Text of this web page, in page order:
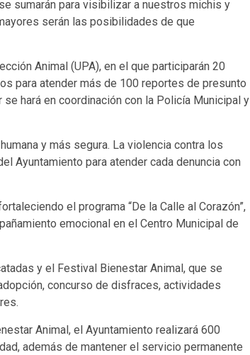
sumarán para visibilizar a nuestros michis y
serán las posibilidades de que
Animal (UPA), en el que participarán 20
para atender más de 100 reportes de presunto
hará en coordinación con la Policía Municipal y
y más segura. La violencia contra los
Ayuntamiento para atender cada denuncia con
el programa “De la Calle al Corazón”,
emocional en el Centro Municipal de
y el Festival Bienestar Animal, que se
concurso de disfraces, actividades
Animal, el Ayuntamiento realizará 600
además de mantener el servicio permanente